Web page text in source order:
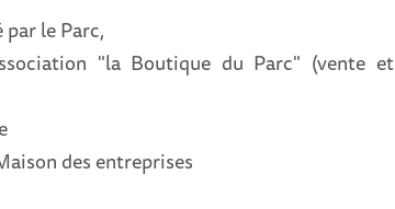
le Parc,
"la Boutique du Parc" (vente et
des entreprises